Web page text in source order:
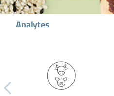
Analytes